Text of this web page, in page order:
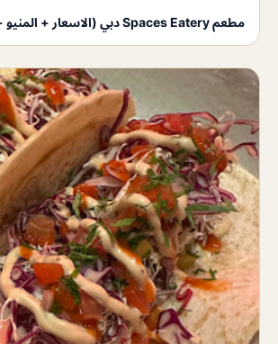
مطعم Spaces Eatery دبي (الاسعار + المنيو + الموقع)